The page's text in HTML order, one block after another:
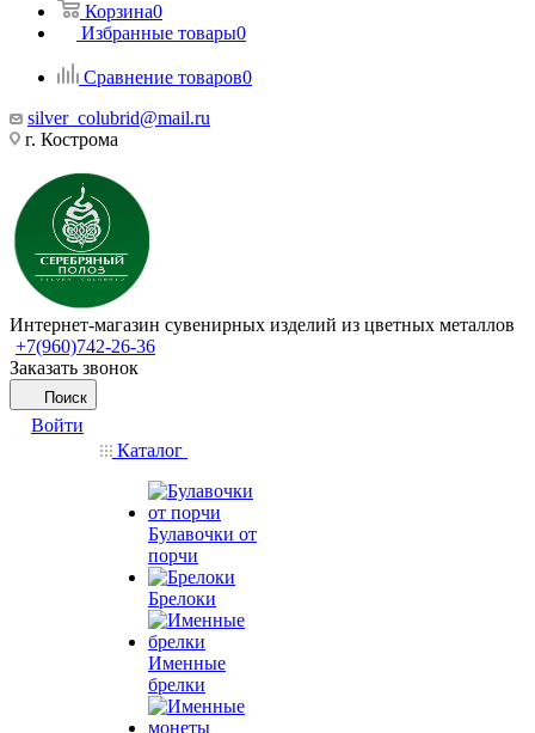
Корзина0
Избранные товары0
Сравнение товаров0
silver_colubrid@mail.ru
г. Кострома
Интернет-магазин сувенирных изделий из цветных металлов
+7(960)742-26-36
Заказать звонок
Поиск
Войти
Каталог
Булавочки от
порчи
Брелоки
Именные
брелки